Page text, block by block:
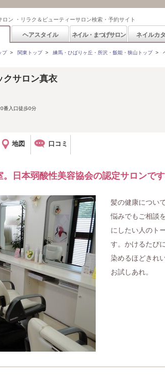
ロン ・リラク＆ビューティーサロン検索・予約サイト
ヘアスタイル ネイル・まつげサロン ネイルカ
プ> 関東トップ> 練馬・ひばりヶ丘・所沢・飯能・狭山トップ>
サロン真衣
番入口徒歩0分
地図 口コミ
日本弱酸性美容協会の認定サロンです
髪の健康につい
悩みでもご相談
にしたい人のト
す。かけるたび
染めるほどきれ
お試しあれ。